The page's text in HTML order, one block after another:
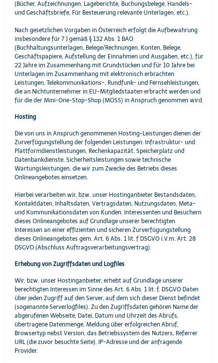
(Bücher, Aufzeichnungen, Lageberichte, Buchungsbelege, Handels-
und Geschäftsbriefe, Für Besteuerung relevante Unterlagen, etc.).
Nach gesetzlichen Vorgaben in Österreich erfolgt die Aufbewahrung
insbesondere für 7 J gemäß § 132 Abs. 1 BAO
(Buchhaltungsunterlagen, Belege/Rechnungen, Konten, Belege,
Geschäftspapiere, Aufstellung der Einnahmen und Ausgaben, etc.), für
22 Jahre im Zusammenhang mit Grundstücken und für 10 Jahre bei
Unterlagen im Zusammenhang mit elektronisch erbrachten
Leistungen, Telekommunikations-, Rundfunk- und Fernsehleistungen,
die an Nichtunternehmer in EU-Mitgliedstaaten erbracht werden und
für die der Mini-One-Stop-Shop (MOSS) in Anspruch genommen wird.
Hosting
Die von uns in Anspruch genommenen Hosting-Leistungen dienen der
Zurverfügungstellung der folgenden Leistungen: Infrastruktur- und
Plattformdienstleistungen, Rechenkapazität, Speicherplatz und
Datenbankdienste, Sicherheitsleistungen sowie technische
Wartungsleistungen, die wir zum Zwecke des Betriebs dieses
Onlineangebotes einsetzen.
Hierbei verarbeiten wir, bzw. unser Hostinganbieter Bestandsdaten,
Kontaktdaten, Inhaltsdaten, Vertragsdaten, Nutzungsdaten, Meta-
und Kommunikationsdaten von Kunden, Interessenten und Besuchern
dieses Onlineangebotes auf Grundlage unserer berechtigten
Interessen an einer effizienten und sicheren Zurverfügungstellung
dieses Onlineangebotes gem. Art. 6 Abs. 1 lit. f DSGVO i.V.m. Art. 28
DSGVO (Abschluss Auftragsverarbeitungsvertrag).
Erhebung von Zugriffsdaten und Logfiles
Wir, bzw. unser Hostinganbieter, erhebt auf Grundlage unserer
berechtigten Interessen im Sinne des Art. 6 Abs. 1 lit. f. DSGVO Daten
über jeden Zugriff auf den Server, auf dem sich dieser Dienst befindet
(sogenannte Serverlogfiles). Zu den Zugriffsdaten gehören Name der
abgerufenen Webseite, Datei, Datum und Uhrzeit des Abrufs,
übertragene Datenmenge, Meldung über erfolgreichen Abruf,
Browsertyp nebst Version, das Betriebssystem des Nutzers, Referrer
URL (die zuvor besuchte Seite), IP-Adresse und der anfragende
Provider.